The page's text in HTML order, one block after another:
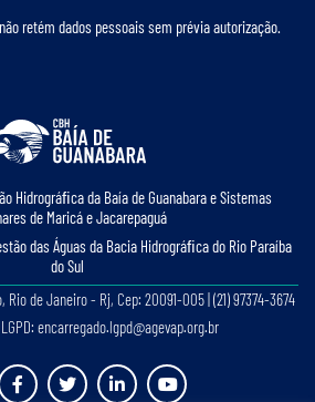
retém dados pessoais sem prévia autorização.
Hidrográﬁca da Baía de Guanabara e Sistemas
de Maricá e Jacarepaguá
das Águas da Bacia Hidrográﬁca do Rio Paraíba
do Sul
Rio de Janeiro - Rj, Cep: 20091-005 | (21) 97374-3674
LGPD: encarregado.lgpd@agevap.org.br